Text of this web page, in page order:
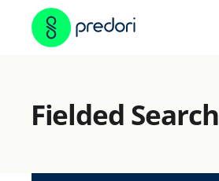
Fielded Search